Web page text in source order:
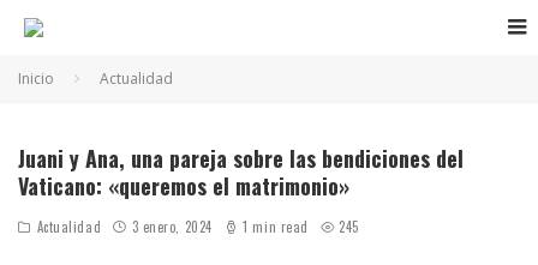
Inicio Actualidad
Juani y Ana, una pareja sobre las bendiciones del
Vaticano: «queremos el matrimonio»
Actualidad 3 enero, 2024 1 min read 245